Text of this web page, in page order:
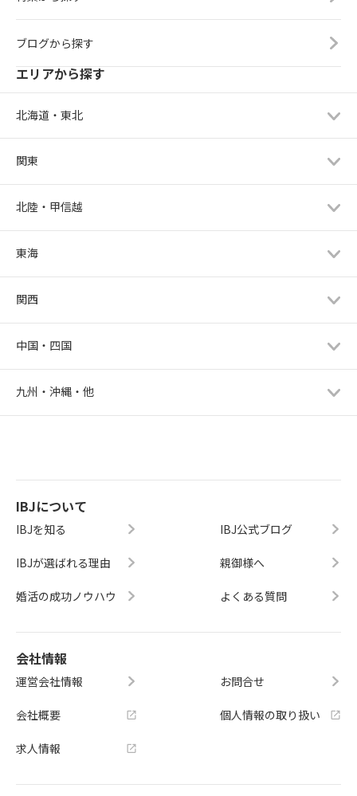
ブログから探す
エリアから探す
北海道・東北
関東
北陸・甲信越
東海
関西
中国・四国
九州・沖縄・他
IBJについて
IBJを知る
IBJが選ばれる理由
婚活の成功ノウハウ
IBJ公式ブログ
親御様へ
よくある質問
会社情報
運営会社情報
会社概要
求人情報
お問合せ
個人情報の取り扱い